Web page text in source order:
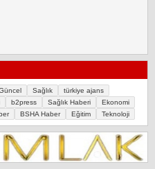
Sağlık
türkiye ajans
b2press Sağlık Haberi
Ekonomi
BSHA Haber Eğitim Teknoloji